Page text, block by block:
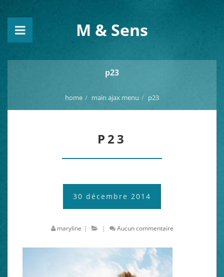
M & Sens
p23
home main ajax menu p23
P23
30 décembre 2014
maryline | | Aucun commentaire